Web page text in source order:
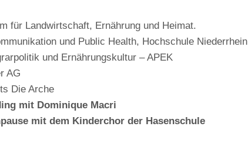
für Landwirtschaft, Ernährung und Heimat.
und Public Health, Hochschule Niederrhein
und Ernährungskultur – APEK
AG
Die Arche
mit Dominique Macri
mit dem Kinderchor der Hasenschule